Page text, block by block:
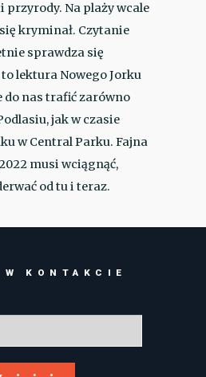
przyrody. Na plaży wcale
kryminał. Czytanie
sprawdza się
lektura Nowego Jorku
do nas trafić zarówno
jak w czasie
w Central Parku. Fajna
musi wciągnąć,
od tu i teraz.
W KONTAKCIE